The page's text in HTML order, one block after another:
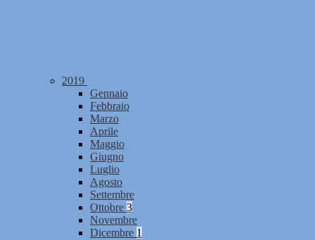
2019
Gennaio
Febbraio
Marzo
Aprile
Maggio
Giugno
Luglio
Agosto
Settembre
Ottobre 3
Novembre
Dicembre 1